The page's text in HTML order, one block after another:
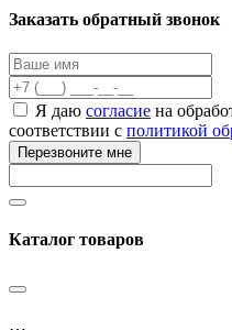
Заказать обратный звонок
Я даю согласие на
соответствии с политикой
Перезвоните мне
Каталог товаров
…